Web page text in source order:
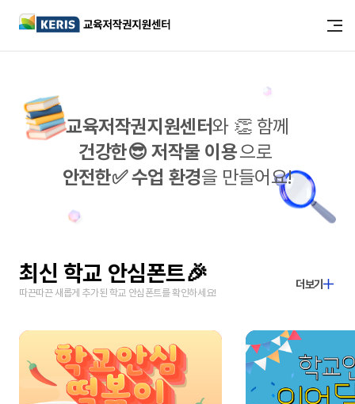
교육저작권지원센터와 👏 함께
건강한😎 저작물 이용으로
안전한✅ 수업 환경을 만들어요!
최신 학교 안심폰트🎉
따끈따끈 새롭게 추가된 학교 안심폰트를 확인하세요!
더보기